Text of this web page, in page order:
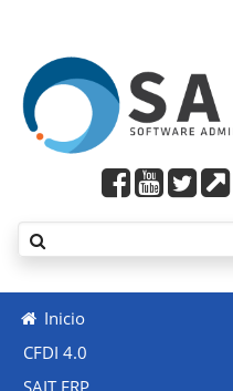
Inicio
CFDI 4.0